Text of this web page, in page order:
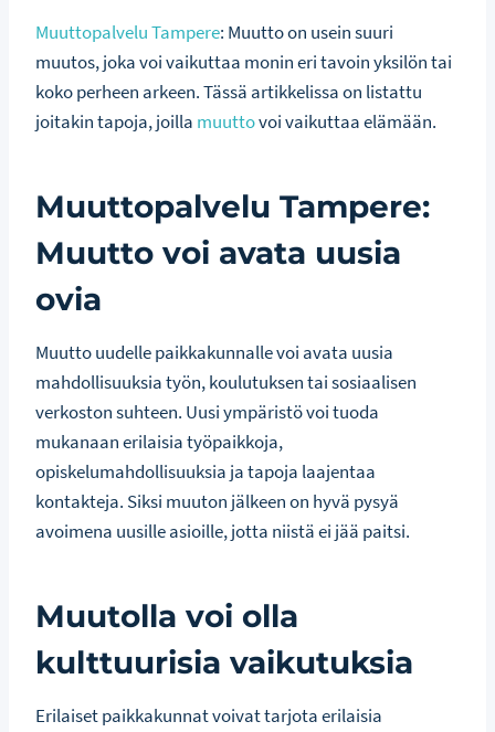
Muuttopalvelu Tampere: Muutto on usein suuri
muutos, joka voi vaikuttaa monin eri tavoin yksilön tai
koko perheen arkeen. Tässä artikkelissa on listattu
joitakin tapoja, joilla muuttovoi vaikuttaa elämään.
Muuttopalvelu Tampere:
Muutto voi avata uusia
ovia
Muutto uudelle paikkakunnalle voi avata uusia
mahdollisuuksia työn, koulutuksen tai sosiaalisen
verkoston suhteen. Uusi ympäristö voi tuoda
mukanaan erilaisia työpaikkoja,
opiskelumahdollisuuksia ja tapoja laajentaa
kontakteja. Siksi muuton jälkeen on hyvä pysyä
avoimena uusille asioille, jotta niistä ei jää paitsi.
Muutolla voi olla
kulttuurisia vaikutuksia
Erilaiset paikkakunnat voivat tarjota erilaisia